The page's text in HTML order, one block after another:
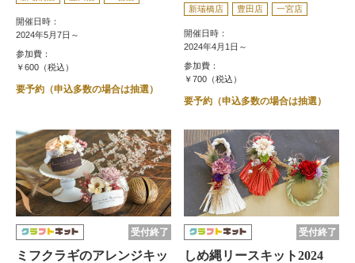
開催日時：
2024年5月7日～
参加費：
￥600（税込）
要予約（申込多数の場合は抽選）
新瑞橋店
豊田店 一宮店
開催日時：
2024年4月1日～
参加費：
￥700（税込）
要予約（申込多数の場合は抽選）
受付終了
ミフクラギのアレンジキッ
受付終了
しめ縄リースキット2024